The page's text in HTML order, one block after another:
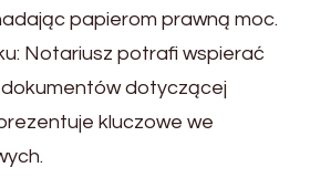
papierom prawną moc.
Notariusz potrafi wspierać
dotyczącej
kluczowe we